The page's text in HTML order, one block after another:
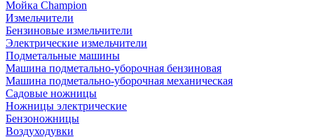
Мойка Champion
Измельчители
Бензиновые измельчители
Электрические измельчители
Подметальные машины
Машина подметально-уборочная бензиновая
Машина подметально-уборочная механическая
Садовые ножницы
Ножницы электрические
Бензоножницы
Воздуходувки